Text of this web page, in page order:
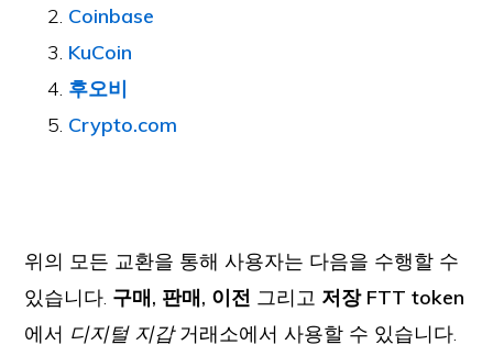
Coinbase
KuCoin
후오비
Crypto.com
위의 모든 교환을 통해 사용자는 다음을 수행할 수
있습니다. 구매, 판매, 이전 그리고 저장 FTT token
에서 디지털 지갑거래소에서 사용할 수 있습니다.